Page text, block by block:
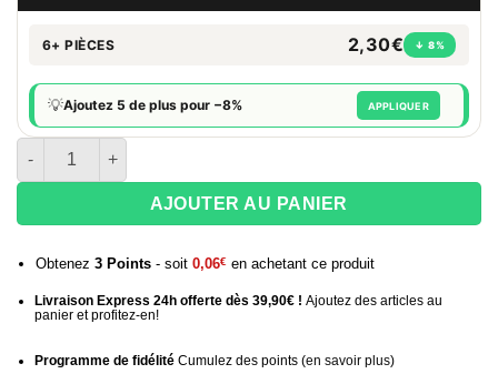
6+ PIÈCES 2,30€ ↓ 8%
💡Ajoutez 5 de plus pour −8% APPLIQUER
quantité de Bouteille essence Belflam 133ml
AJOUTER AU PANIER
Obtenez 3Points- soit 0,06€ en achetant ce produit
Livraison Express 24h offerte dès 39,90€ ! Ajoutez des articles au
panier et profitez-en!
Programme de fidélitéCumulez des points (en savoir plus)